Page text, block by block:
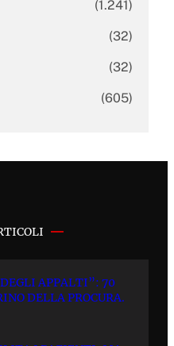
(1.241)
(32)
(32)
(605)
APPALTI”: 70
DELLA PROCURA.